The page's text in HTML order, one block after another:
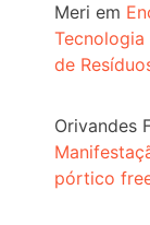
Meri em
Tecnologia
de
Orivandes
pórtico